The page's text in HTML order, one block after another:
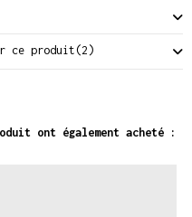
ce produit(2)
ont également acheté :